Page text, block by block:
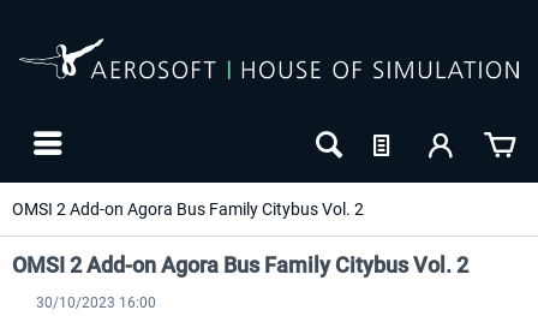
OMSI 2 Add-on Agora Bus Family Citybus Vol. 2
OMSI 2 Add-on Agora Bus Family Citybus Vol. 2
30/10/2023 16:00